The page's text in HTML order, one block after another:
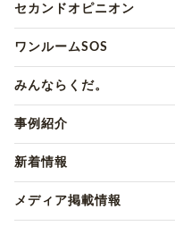
セカンドオピニオン
ワンルームSOS
みんならくだ。
事例紹介
新着情報
メディア掲載情報